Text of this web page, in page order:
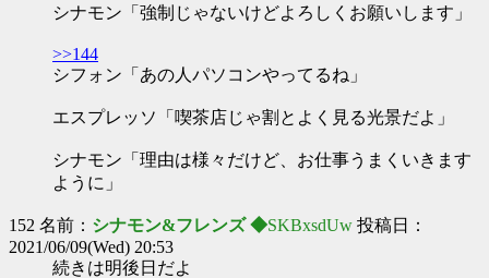
シナモン「強制じゃないけどよろしくお願いします」
>>144
シフォン「あの人パソコンやってるね」
エスプレッソ「喫茶店じゃ割とよく見る光景だよ」
シナモン「理由は様々だけど、お仕事うまくいきます
ように」
152 名前： シナモン&フレンズ ◆SKBxsdUw 投稿日：
2021/06/09(Wed) 20:53
続きは明後日だよ